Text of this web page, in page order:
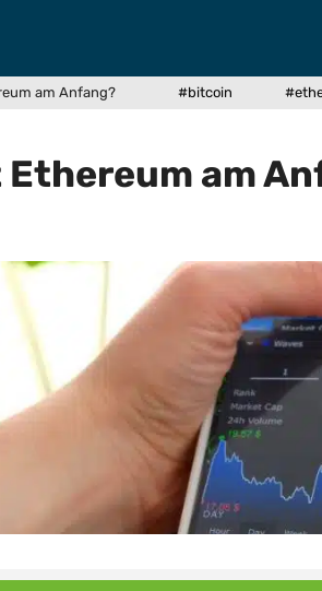
am Anfang? #bitcoin
am